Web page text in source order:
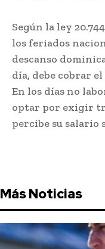
Según la ley
los feriados
descanso
día, debe cobrar
En los días no
optar por exigir
percibe su salario
Más Noticias